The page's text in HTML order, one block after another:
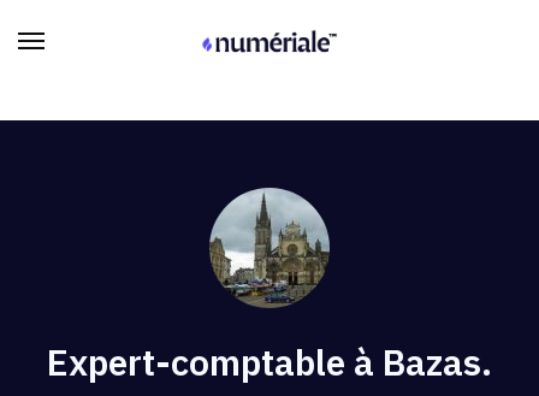
Expert-comptable à Bazas.